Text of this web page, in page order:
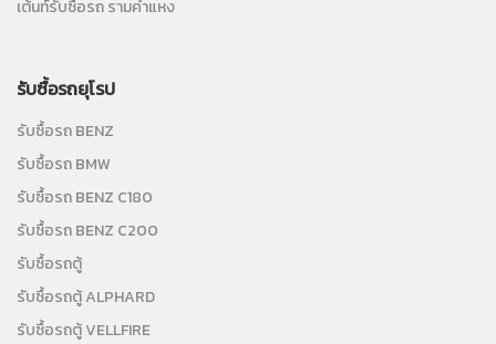
เต้นท์รับซื้อรถ รามคำแหง
รับซื้อรถยุโรป
รับซื้อรถ BENZ
รับซื้อรถ BMW
รับซื้อรถ BENZ C180
รับซื้อรถ BENZ C200
รับซื้อรถตู้
รับซื้อรถตู้ ALPHARD
รับซื้อรถตู้ VELLFIRE